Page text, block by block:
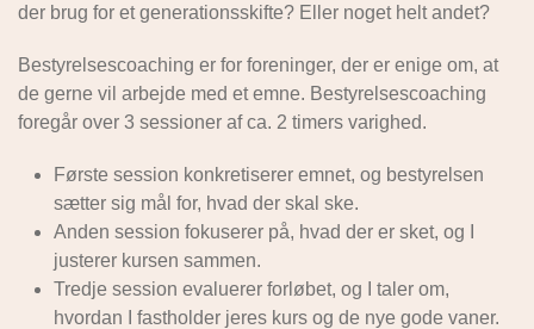
der brug for et generationsskifte? Eller noget helt andet?
Bestyrelsescoaching er for foreninger, der er enige om, at
de gerne vil arbejde med et emne. Bestyrelsescoaching
foregår over 3 sessioner af ca. 2 timers varighed.
Første session konkretiserer emnet, og bestyrelsen
sætter sig mål for, hvad der skal ske.
Anden session fokuserer på, hvad der er sket, og I
justerer kursen sammen.
Tredje session evaluerer forløbet, og I taler om,
hvordan I fastholder jeres kurs og de nye gode vaner.